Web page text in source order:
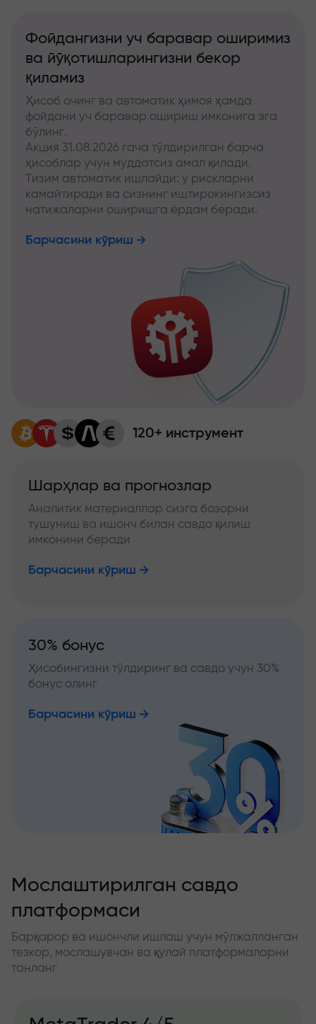
Фойдангизни уч баравар оширимиз
ва йўқотишларингизни бекор
қиламиз
Ҳисоб очинг ва автоматик ҳимоя ҳамда
фойдани уч баравар ошириш имконига эга
бўлинг.
Акция 31.08.2026 гача тўлдирилган барча
ҳисоблар учун муддатсиз амал қилади.
Тизим автоматик ишлайди: у рискларни
камайтиради ва сизнинг иштирокингизсиз
натижаларни оширишга ёрдам беради.
Барчасини кўриш
120+ инструмент
Шарҳлар ва прогнозлар
Аналитик материаллар сизга бозорни
тушуниш ва ишонч билан савдо қилиш
имконини беради
Барчасини кўриш
30% бонус
Ҳисобингизни тўлдиринг ва савдо учун 30%
бонус олинг
Барчасини кўриш
Мослаштирилган савдо
платформаси
Барқарор ва ишончли ишлаш учун мўлжалланган
тезкор, мослашувчан ва қулай платформаларни
танланг